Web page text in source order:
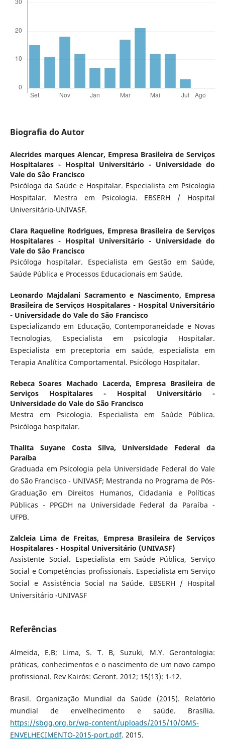
Biografia do Autor
Alecrides marques Alencar, Empresa Brasileira de Serviços
Hospitalares - Hospital Universitário - Universidade do
Vale do São Francisco
Psicóloga da Saúde e Hospitalar. Especialista em Psicologia
Hospitalar. Mestra em Psicologia. EBSERH / Hospital
Universitário-UNIVASF.
Clara Raqueline Rodrigues, Empresa Brasileira de Serviços
Hospitalares - Hospital Universitário - Universidade do
Vale do São Francisco
Psicóloga hospitalar. Especialista em Gestão em Saúde,
Saúde Pública e Processos Educacionais em Saúde.
Leonardo Majdalani Sacramento e Nascimento, Empresa
Brasileira de Serviços Hospitalares - Hospital Universitário
- Universidade do Vale do São Francisco
Especializando em Educação, Contemporaneidade e Novas
Tecnologias, Especialista em psicologia Hospitalar.
Especialista em preceptoria em saúde, especialista em
Terapia Analítica Comportamental. Psicólogo Hospitalar.
Rebeca Soares Machado Lacerda, Empresa Brasileira de
Serviços Hospitalares - Hospital Universitário -
Universidade do Vale do São Francisco
Mestra em Psicologia. Especialista em Saúde Pública.
Psicóloga hospitalar.
Thalita Suyane Costa Silva, Universidade Federal da
Paraíba
Graduada em Psicologia pela Universidade Federal do Vale
do São Francisco - UNIVASF; Mestranda no Programa de Pós-
Graduação em Direitos Humanos, Cidadania e Políticas
Públicas - PPGDH na Universidade Federal da Paraíba -
UFPB.
Zalcleia Lima de Freitas, Empresa Brasileira de Serviços
Hospitalares - Hospital Universitário (UNIVASF)
Assistente Social. Especialista em Saúde Pública, Serviço
Social e Competências profissionais. Especialista em Serviço
Social e Assistência Social na Saúde. EBSERH / Hospital
Universitário -UNIVASF
Referências
Almeida, E.B; Lima, S. T. B, Suzuki, M.Y. Gerontologia:
práticas, conhecimentos e o nascimento de um novo campo
profissional. Rev Kairós: Geront. 2012; 15(13): 1-12.
Brasil. Organização Mundial da Saúde (2015). Relatório
mundial de envelhecimento e saúde. Brasília.
https://sbgg.org.br/wp-content/uploads/2015/10/OMS-
ENVELHECIMENTO-2015-port.pdf. 2015.